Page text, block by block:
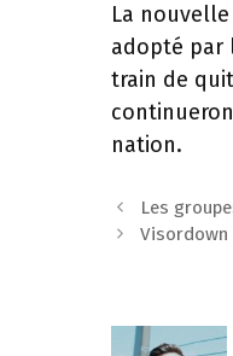
La
adopté par
train de
nation.
Navigation
des
Les
Visordown